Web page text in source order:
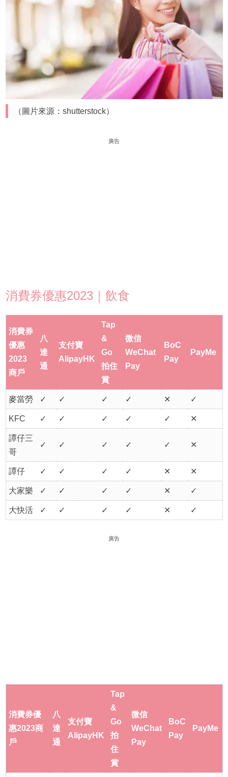
（圖片來源：shutterstock）
廣告
消費券優惠2023｜飲食
消費券
優惠
2023
商戶
八
達
通
支付寶
AlipayHK
Tap
&
Go
拍住
賞
微信
WeChat
Pay
BoC
Pay
PayMe
麥當勞 ✓ ✓ ✓ ✓ ✕ ✓
KFC ✓ ✓ ✓ ✓ ✓ ✕
譚仔三
哥
✓ ✓ ✓ ✓ ✓ ✕
譚仔 ✓ ✓ ✓ ✓ ✕ ✕
大家樂 ✓ ✓ ✓ ✓ ✕ ✓
大快活 ✓ ✓ ✓ ✓ ✕ ✓
廣告
消費券優
惠2023商
戶
八
達
通
支付寶
AlipayHK
Tap
&
Go
拍
住
賞
微信
WeChat
Pay
BoC
Pay
PayMe